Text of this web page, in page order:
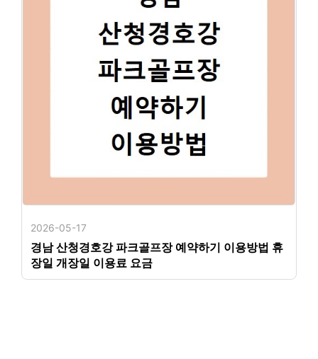
2026-05-17
경남 산청경호강 파크골프장 예약하기 이용방법 휴
장일 개장일 이용료 요금